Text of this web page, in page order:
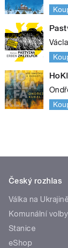
Český rozhlas
Válka na Ukrajině
Komunální volby
Stanice
eShop